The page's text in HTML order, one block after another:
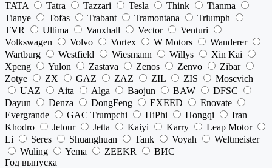
TATA
Tatra Tazzari Tesla Think
Tianma
Tianye
Tofas Trabant Tramontana
Triumph
TVR
Ultima Vauxhall Vector
Venturi
Volkswagen
Volvo Vortex W Motors
Wanderer
Wartburg
Westfield Wiesmann Willys
Xin Kai
Xpeng
Yulon Zastava Zenos Zenvo
Zibar
Zotye
ZX GAZ ZAZ ZIL ZIS
Moscvich
UAZ
Aita Alga Baojun BAW
DFSC
Dayun
Denza DongFeng EXEED
Enovate
Evergrande
GAC Trumpchi HiPhi Hongqi
Iran
Khodro
Jetour Jetta Kaiyi Karry
Leap Motor
Li
Seres Shuanghuan Tank Voyah
Weltmeister
Wuling
Yema ZEEKR
ВИС
Год выпуска